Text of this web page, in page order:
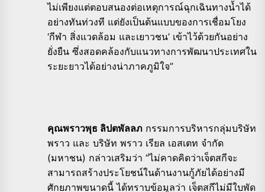
ไม่เพียงแต่ตอบสนองต่อเหตุการณ์ฉุกเฉินทางน้ำได้
อย่างทันท่วงที แต่ยังเป็นต้นแบบของการเชื่อมโยง
‘กีฬา สิ่งแวดล้อม และเยาวชน’ เข้าไว้ด้วยกันอย่าง
ยั่งยืน ซึ่งสอดคล้องกับแนวทางการพัฒนาประเทศใน
ระยะยาวได้อย่างน่าภาคภูมิใจ”
คุณพราวพุธ ลิปตพัลลภ กรรมการบริหารกลุ่มบริษัท
พราว และ บริษัท พราว เรียล เอสเตท จำกัด
(มหาชน) กล่าวเสริมว่า “ไม่คาดคิดว่าเจ็ตสกีจะ
สามารถสร้างประโยชน์ในด้านงานกู้ภัยได้อย่างมี
ศักยภาพขนาดนี้ ได้ทราบข้อมูลว่า เจ็ตสกีไม่มีใบพัด